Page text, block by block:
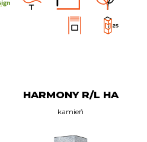
HARMONY R/L HA
kamień